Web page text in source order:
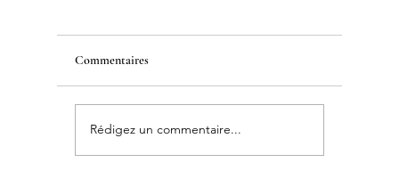
Commentaires
Rédigez un commentaire...